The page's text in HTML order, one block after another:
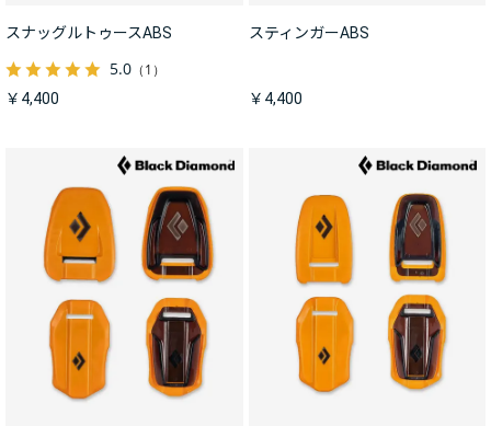
スナッグルトゥースABS
5.0 （1）
￥4,400
スティンガーABS
￥4,400